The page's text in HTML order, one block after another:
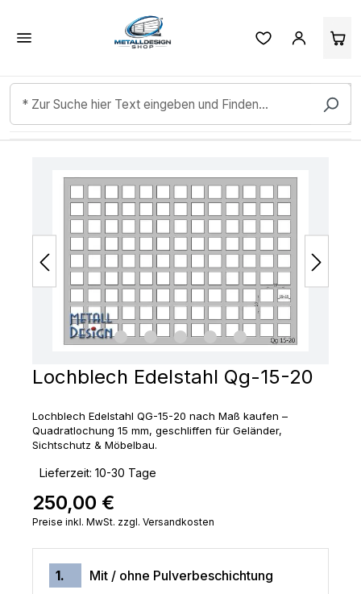
Zum Hauptinhalt springen
Bildergalerie überspringen
Lochblech Edelstahl Qg-15-20
Lochblech Edelstahl QG-15-20 nach Maß kaufen –
Quadratlochung 15 mm, geschliffen für Geländer,
Sichtschutz & Möbelbau.
Lieferzeit: 10-30 Tage
Regulärer Preis:
250,00 €
Preise inkl. MwSt. zzgl. Versandkosten
1. Mit / ohne Pulverbeschichtung